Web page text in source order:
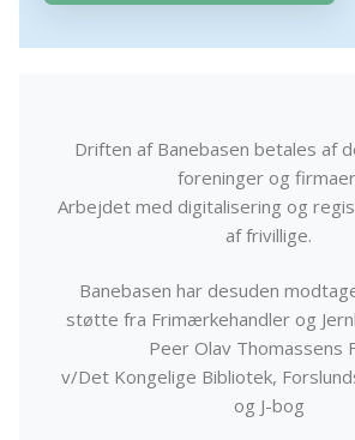
Driften af Banebasen betales af
foreninger og
Arbejdet med digitalisering og
af frivillige.
Banebasen har desuden
støtte fra Frimærkehandler og
Peer Olav Thomassens
v/Det Kongelige Bibliotek,
og J-bog